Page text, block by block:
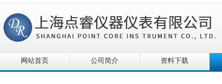
网站首页 公司简介 资料下载